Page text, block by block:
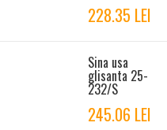
228.35 LEI
Sina usa
glisanta 25-
232/S
245.06 LEI